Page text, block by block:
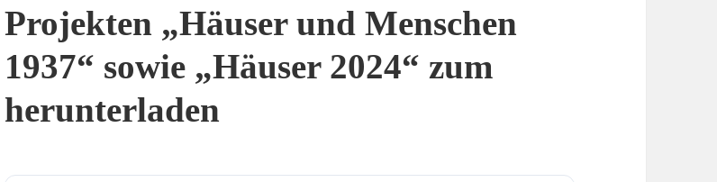
Projekten „Häuser und Menschen
1937“ sowie „Häuser 2024“ zum
herunterladen